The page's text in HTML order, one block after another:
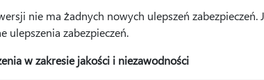
nie ma żadnych nowych ulepszeń
ulepszenia zabezpieczeń.
w zakresie jakości i niezawodności